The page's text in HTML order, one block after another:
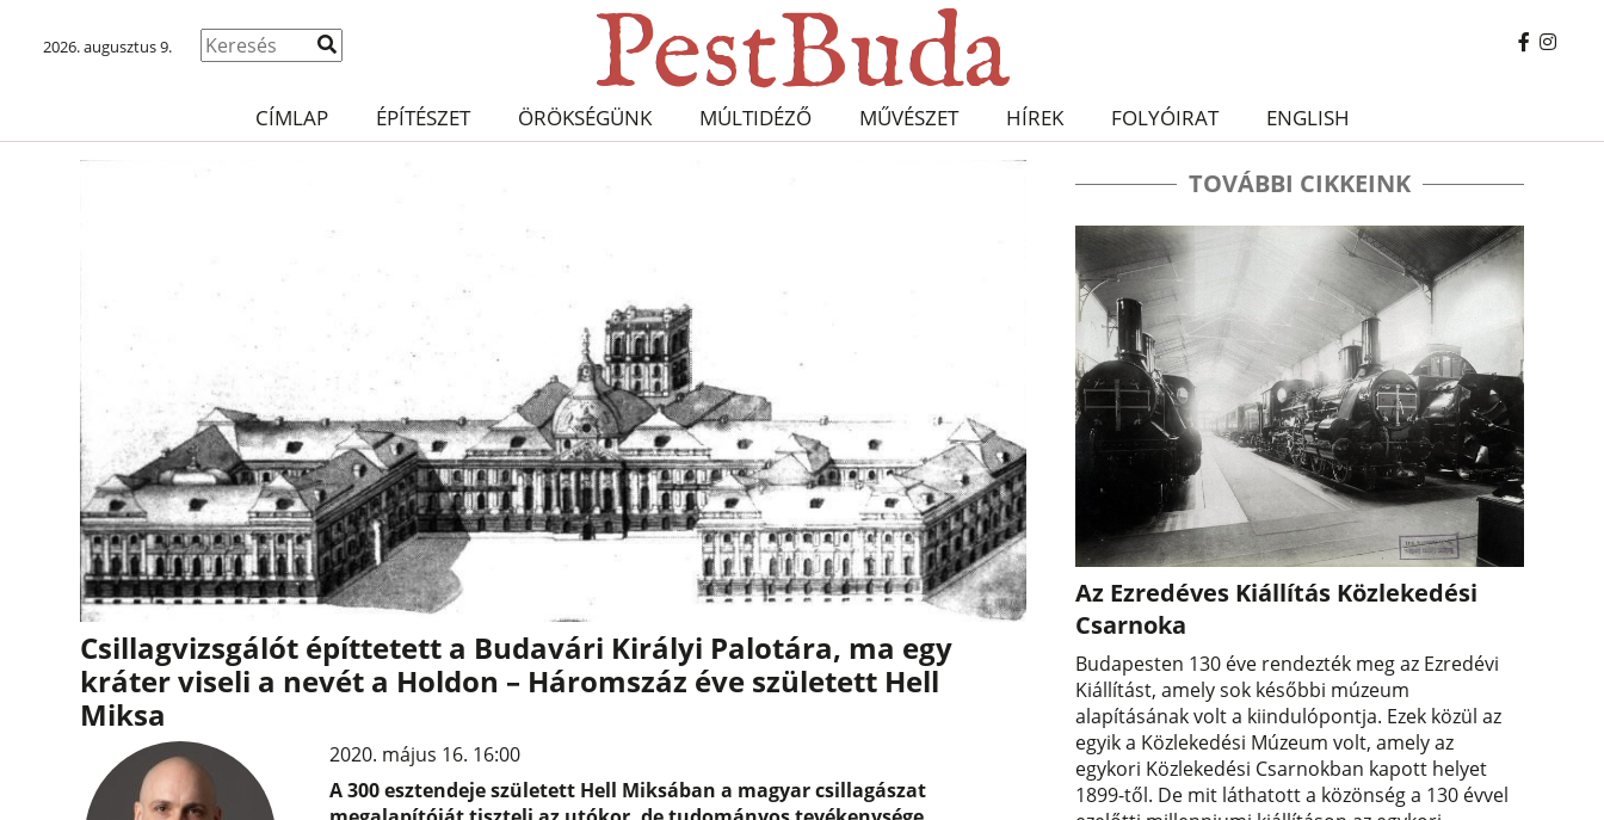
2026. augusztus 9.
CÍMLAP ÉPÍTÉSZET ÖRÖKSÉGÜNK MÚLTIDÉZŐ MŰVÉSZET HÍREK FOLYÓIRAT ENGLISH
Csillagvizsgálót építtetett a Budavári Királyi Palotára, ma egy
kráter viseli a nevét a Holdon – Háromszáz éve született Hell
Miksa
2020. május 16. 16:00
A 300 esztendeje született Hell Miksában a magyar csillagászat
TOVÁBBI CIKKEINK
Az Ezredéves Kiállítás Közlekedési
Csarnoka
Budapesten 130 éve rendezték meg az Ezredévi
Kiállítást, amely sok későbbi múzeum
alapításának volt a kiindulópontja. Ezek közül az
egyik a Közlekedési Múzeum volt, amely az
egykori Közlekedési Csarnokban kapott helyet
1899-től. De mit láthatott a közönség a 130 évvel